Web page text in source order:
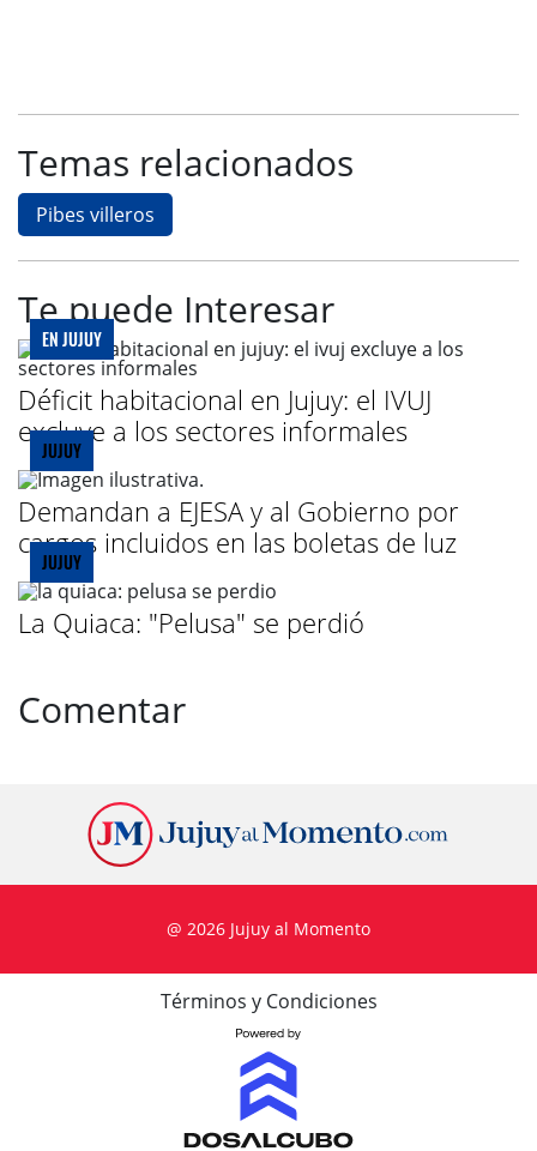
Temas relacionados
Pibes villeros
Te puede Interesar
EN JUJUY
Déficit habitacional en Jujuy: el IVUJ
excluye a los sectores informales
JUJUY
Demandan a EJESA y al Gobierno por
cargos incluidos en las boletas de luz
JUJUY
La Quiaca: "Pelusa" se perdió
Comentar
@ 2026 Jujuy al Momento
Términos y Condiciones